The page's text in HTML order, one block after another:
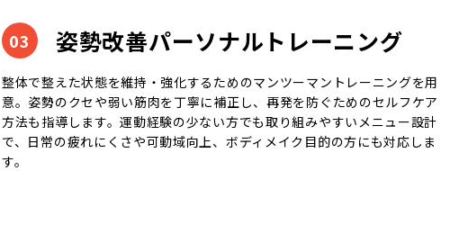
03 姿勢改善パーソナルトレーニング
整体で整えた状態を維持・強化するためのマンツーマントレーニングを用
意。姿勢のクセや弱い筋肉を丁寧に補正し、再発を防ぐためのセルフケア
方法も指導します。運動経験の少ない方でも取り組みやすいメニュー設計
で、日常の疲れにくさや可動域向上、ボディメイク目的の方にも対応しま
す。